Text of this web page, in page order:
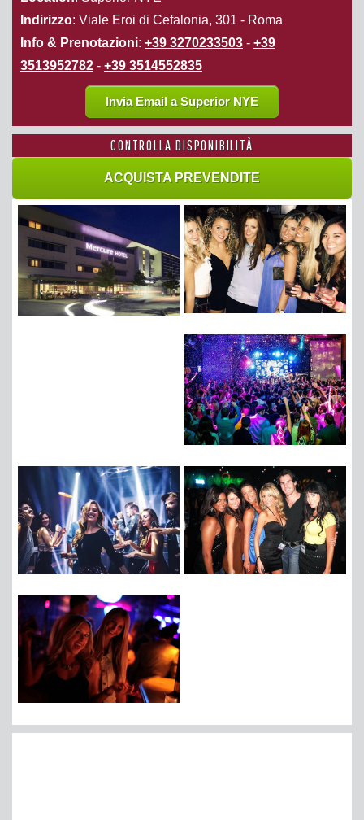
Indirizzo: Viale Eroi di Cefalonia, 301 - Roma
Info & Prenotazioni: +39 3270233503 - +39
3513952782 - +39 3514552835
Invia Email a Superior NYE
CONTROLLA DISPONIBILITÀ
ACQUISTA PREVENDITE